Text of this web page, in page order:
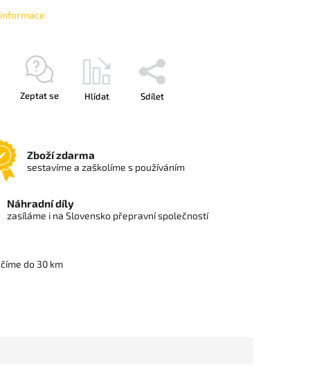
Zeptat se Hlídat Sdílet
Zboží zdarma
sestavíme a zaškolíme s používáním
Náhradní díly
zasíláme i na Slovensko přepravní společností
do 30 km